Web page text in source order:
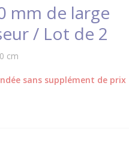
mm de large
/ Lot de 2
cm
sans supplément de prix